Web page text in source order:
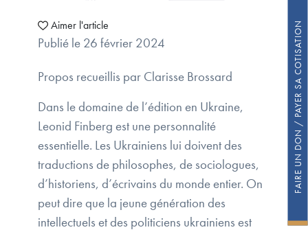
FAIRE UN DON / PAYER SA COTISATION
Aimer l'article
Publié le 26 février 2024
Propos recueillis par Clarisse Brossard
Dans le domaine de l’édition en Ukraine,
Leonid Finberg est une personnalité
essentielle. Les Ukrainiens lui doivent des
traductions de philosophes, de sociologues,
d’historiens, d’écrivains du monde entier. On
peut dire que la jeune génération des
intellectuels et des politiciens ukrainiens est